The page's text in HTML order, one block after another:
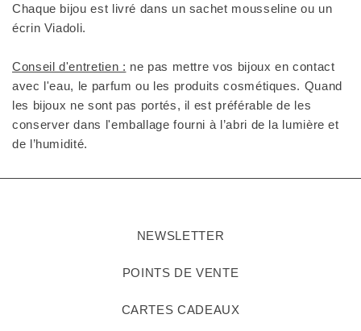
Chaque bijou est livré dans un sachet mousseline ou un
écrin Viadoli.
Conseil d'entretien : ne pas mettre vos bijoux en contact
avec l'eau, le parfum ou les produits cosmétiques. Quand
les bijoux ne sont pas portés, il est préférable de les
conserver dans l'emballage fourni à l’abri de la lumière et
de l’humidité.
NEWSLETTER
POINTS DE VENTE
CARTES CADEAUX